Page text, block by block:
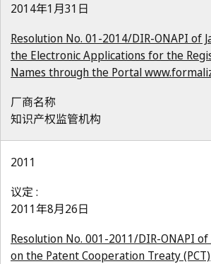
2014年1月31日
Resolution No. 01-2014/DIR-ONAPI of
the Electronic Applications for the
Names through the Portal
厂商名称
知识产权监管机构
2011
议定 :
2011年8月26日
Resolution No. 001-2011/DIR-ONAPI
on the Patent Cooperation Treaty (PCT)